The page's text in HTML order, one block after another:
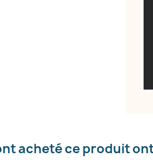
acheté ce produit
Nom de la liste